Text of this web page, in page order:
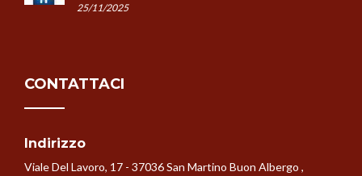
25/11/2025
CONTATTACI
Indirizzo
Viale Del Lavoro, 17 - 37036 San Martino Buon Albergo ,